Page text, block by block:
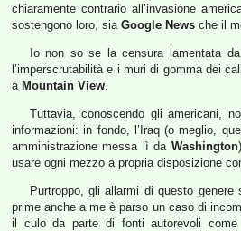
chiaramente contrario all’invasione
sostengono loro, sia Google News che il
Io non so se la censura lamentata
l’imperscrutabilità e i muri di gomma dei
a Mountain View.
Tuttavia, conoscendo gli americani,
informazioni: in fondo, l’Iraq (o meglio,
amministrazione messa lì da Washington
usare ogni mezzo a propria disposizione
Purtroppo, gli allarmi di questo genere
prime anche a me è parso un caso di
il culo da parte di fonti autorevoli come